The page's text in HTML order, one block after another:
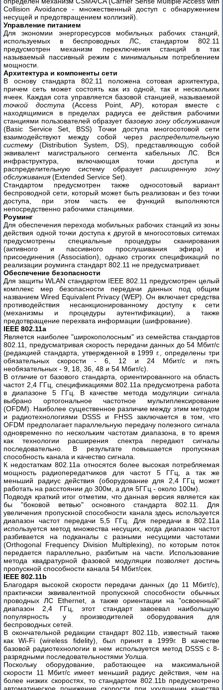
Collision Avoidance - множественный доступ с обнаружением
несущей и предотвращением коллизий).
Управление питанием
Для экономии энергоресурсов мобильных рабочих станций,
используемых в беспроводных ЛС, стандартом 802.11
предусмотрен механизм переключения станций в так
называемый пассивный режим с минимальным потреблением
мощности.
Архитектура и компоненты сети
В основу стандарта 802.11 положена сотовая архитектура,
причем сеть может состоять как из одной, так и нескольких
ячеек. Каждая сота управляется базовой станцией, называемой
точкой доступа(Access Point, AP), которая вместе с
находящимися в пределах радиуса ее действия рабочими
станциями пользователей образует базовую зону обслуживания
(Basic Service Set, BSS) Точки доступа многосотовой сети
взаимодействуют между собой через распределительную
систему (Distribution System, DS), представляющую собой
эквивалент магистрального сегмента кабельных ЛС. Вся
инфраструктура, включающая точки доступа и
распределительную систему образует расширенную зону
обслуживания(Extended Service Set).
Стандартом предусмотрен также односотовый вариант
беспроводной сети, который может быть реализован и без точки
доступа, при этом часть ее функций выполняются
непосредственно рабочими станциями.
Роуминг
Для обеспечения перехода мобильных рабочих станций из зоны
действия одной точки доступа к другой в многосотовых ситемах
предусмотрены специальные процедуры сканирования
(активного и пассивного прослушивания эфира) и
присоединения (Association), однако строгих спецификаций по
реализации роуминга стандарт 802.11 не предусматривает.
Обеспечение безопасности
Для защиты WLAN стандартом IEEE 802.11 предусмотрен целый
комплекс мер безопасности передачи данных под общим
названием Wired Equivalent Privacy (WEP). Он включает средства
противодействия несанкционированному доступу к сети
(механизмы и процедуры аутентификации), а также
предотвращение перехвата информации (шифрование).
IEEE 802.11a
Является наиболее "широкополосным" из семейства стандартов
802.11, предусматривая скорость передачи данных до 54 Мбит/с
(редакцией стандарта, утвержденной в 1999 г., определены три
обязательных скорости - 6, 12 и 24 Мбит/с и пять
необязательных - 9, 18, 36, 48 и 54 Мбит/с).
В отличие от базового стандарта, ориентированного на область
частот 2,4 ГГц, спецификациями 802.11а предусмотрена работа
в диапазоне 5 ГГц. В качестве метода модуляции сигнала
выбрано ортогональное частотное мультиплексирование
(OFDM). Наиболее существенное различие между этим методом
и радиотехнологиями DSSS и FHSS заключается в том, что
OFDM предполагает параллельную передачу полезного сигнала
одновременно по нескольким частотам диапазона, в то время
как технологии расширения спектра передают сигналы
последовательно. В результате повышается пропускная
способность канала и качество сигнала.
К недостаткам 802.11а относятся более высокая потребляемая
мощность радиопередатчиков для частот 5 ГГц, а так же
меньший радиус действия (оборудование для 2,4 ГГц может
работать на расстоянии до 300м, а для 5ГГц - около 100м).
Подводя краткий итог отметим, что данная версия является как
бы "боковой ветвью" основного стандарта 802.11. Для
увеличения пропускной способности канала здесь используется
диапазон частот передачи 5,5 ГГц. Для передачи в 802.11a
используется метод множества несущих, когда диапазон частот
разбивается на подканалы с разными несущими частотами
(Orthogonal Frequency Division Multiplexing), по которым поток
передается параллельно, разбитым на части. Использование
метода квадратурной фазовой модуляции позволяет достичь
пропускной способности канала 54 Мбит/сек.
IEEE 802.11b
Благодаря высокой скорости передачи данных (до 11 Мбит/с),
практичкски зквивалентной пропускной способности обычных
проводных ЛС Ethernet, а также ориентации на "освоенный"
диапазон 2,4 ГГц, этот стандарт завоевал наибольшую
популярность у производителей оборудования для
беспроводных сетей.
В окончательной редакции стандарт 802.11b, известный также
как Wi-Fi (wireless fidelity), был принят в 1999г. В качестве
базовой радиотехнологии в нем используется метод DSSS с 8-
разрядными последовательностями Уолша.
Поскольку оборудование, работающее на максимальной
скорости 11 Мбит/с имеет меньший радиус действия, чем на
более низких скоростях, то стандартом 802.11b предусмотрено
Технологии
коммутации
CISCO
Технология
АТМ
Industrial
Ethernet
(промышленный
Ethernet)
Введение
Industrial
Ethernet
Различия
в
части
протоколов
Протокол
STP
–
знакомство
Технология
Power
over
Ethernet
Многоуровневый
процесс
коммуникации.
Сетевые
компоненты.
Gigabit
Ethernet
по
оптоволокну
Технология
GPON
Технология
FTTH